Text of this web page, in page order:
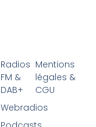
Radios
FM &
DAB+
Webradios
Mentions
légales &
CGU